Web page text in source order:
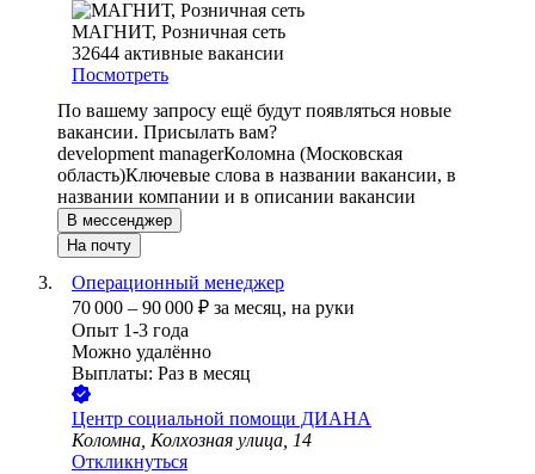
МАГНИТ, Розничная сеть
32644 активные вакансии
Посмотреть
По вашему запросу ещё будут появляться новые
вакансии. Присылать вам?
development managerКоломна (Московская
область)Ключевые слова в названии вакансии, в
названии компании и в описании вакансии
В мессенджер
На почту
Операционный менеджер
70 000 – 90 000 ₽ за месяц, на руки
Опыт 1-3 года
Можно удалённо
Выплаты: Раз в месяц
Центр социальной помощи ДИАНА
Коломна, Колхозная улица, 14
Откликнуться